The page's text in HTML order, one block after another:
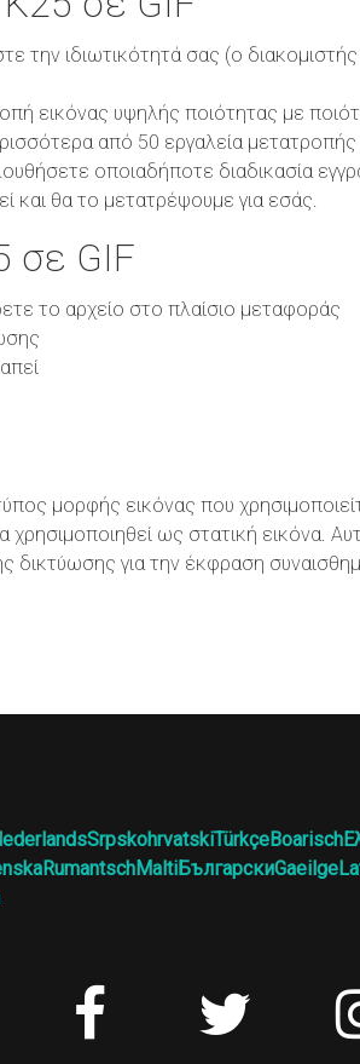
την ιδιωτικότητά σας (ο
εικόνας υψηλής ποιότητας με
από 50 εργαλεία μετατροπής
οποιαδήποτε διαδικασία
και θα το μετατρέψουμε για εσάς.
σε GIF
το αρχείο στο πλαίσιο μεταφοράς
μορφής εικόνας που
χρησιμοποιηθεί ως στατική εικόνα.
δικτύωσης για την έκφραση
SrpskohrvatskiTürkçeBoarisch
RumantschMaltiБългарскиGaeilge